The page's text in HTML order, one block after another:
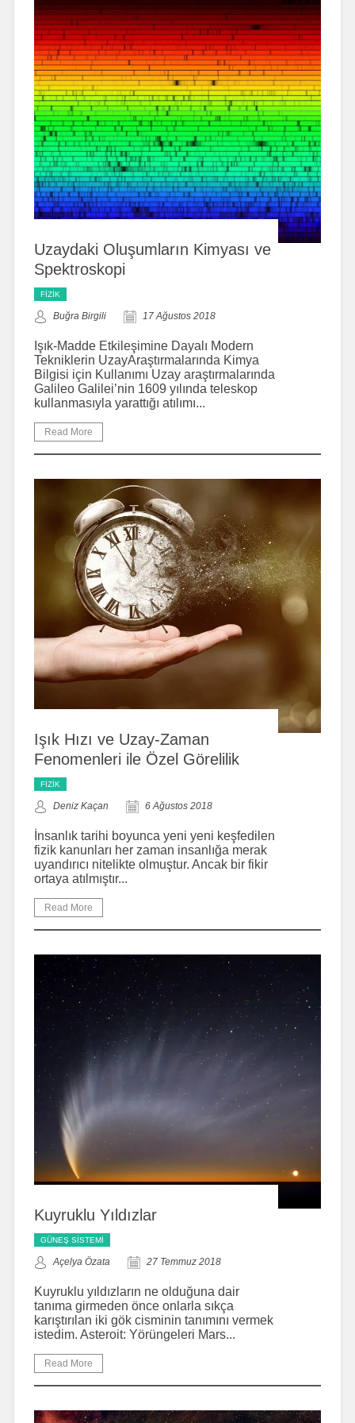
Uzaydaki Oluşumların Kimyası ve
Spektroskopi
FIZIK
Buğra Birgili 17 Ağustos 2018
Işık-Madde Etkileşimine Dayalı Modern
Tekniklerin UzayAraştırmalarında Kimya
Bilgisi için Kullanımı Uzay araştırmalarında
Galileo Galilei’nin 1609 yılında teleskop
kullanmasıyla yarattığı atılımı...
Read More
Işık Hızı ve Uzay-Zaman
Fenomenleri ile Özel Görelilik
FIZIK
Deniz Kaçan 6 Ağustos 2018
İnsanlık tarihi boyunca yeni yeni keşfedilen
fizik kanunları her zaman insanlığa merak
uyandırıcı nitelikte olmuştur. Ancak bir fikir
ortaya atılmıştır...
Read More
Kuyruklu Yıldızlar
GÜNEŞ SISTEMI
Açelya Özata 27 Temmuz 2018
Kuyruklu yıldızların ne olduğuna dair
tanıma girmeden önce onlarla sıkça
karıştırılan iki gök cisminin tanımını vermek
istedim. Asteroit: Yörüngeleri Mars...
Read More